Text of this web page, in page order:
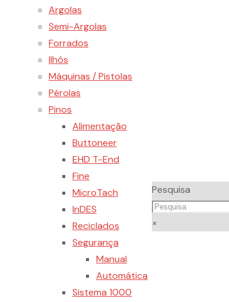
Argolas
Semi-Argolas
Forrados
Ilhós
Máquinas / Pistolas
Pérolas
Pinos
Alimentação
Buttoneer
EHD T-End
Fine
MicroTach
InDES
Reciclados
Segurança
Manual
Automática
Sistema 1000
Pesquisa
×